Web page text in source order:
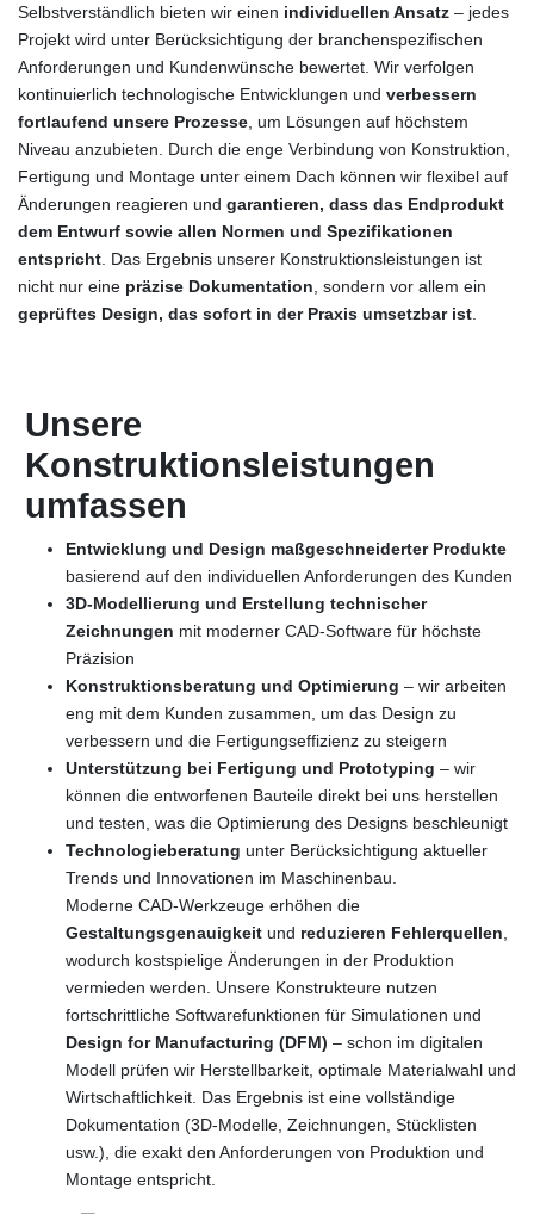
Selbstverständlich bieten wir einen individuellen Ansatz – jedes
Projekt wird unter Berücksichtigung der branchenspezifischen
Anforderungen und Kundenwünsche bewertet. Wir verfolgen
kontinuierlich technologische Entwicklungen und verbessern
fortlaufend unsere Prozesse , um Lösungen auf höchstem
Niveau anzubieten. Durch die enge Verbindung von Konstruktion,
Fertigung und Montage unter einem Dach können wir flexibel auf
Änderungen reagieren und garantieren, dass das Endprodukt
dem Entwurf sowie allen Normen und Spezifikationen
entspricht . Das Ergebnis unserer Konstruktionsleistungen ist
nicht nur eine präzise Dokumentation , sondern vor allem ein
geprüftes Design, das sofort in der Praxis umsetzbar ist
Unsere
Konstruktionsleistungen
umfassen
Entwicklung und Design maßgeschneiderter Produkte
basierend auf den individuellen Anforderungen des Kunden
3D-Modellierung und Erstellung technischer
Zeichnungen mit moderner CAD-Software für höchste
Präzision
Konstruktionsberatung und Optimierung – wir arbeiten
eng mit dem Kunden zusammen, um das Design zu
verbessern und die Fertigungseffizienz zu steigern
Unterstützung bei Fertigung und Prototyping – wir
können die entworfenen Bauteile direkt bei uns herstellen
und testen, was die Optimierung des Designs beschleunigt
Technologieberatung unter Berücksichtigung aktueller
Trends und Innovationen im Maschinenbau.
Moderne CAD-Werkzeuge erhöhen die
Gestaltungsgenauigkeit und reduzieren Fehlerquellen
wodurch kostspielige Änderungen in der Produktion
vermieden werden. Unsere Konstrukteure nutzen
fortschrittliche Softwarefunktionen für Simulationen und
Design for Manufacturing (DFM) – schon im digitalen
Modell prüfen wir Herstellbarkeit, optimale Materialwahl und
Wirtschaftlichkeit. Das Ergebnis ist eine vollständige
Dokumentation (3D-Modelle, Zeichnungen, Stücklisten
usw.), die exakt den Anforderungen von Produktion und
Montage entspricht.